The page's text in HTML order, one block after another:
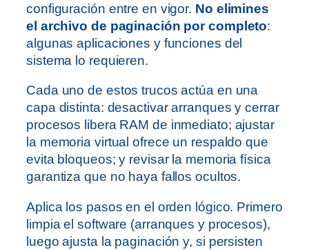
configuración entre en vigor. No elimines
el archivo de paginación por completo:
algunas aplicaciones y funciones del
sistema lo requieren.
Cada uno de estos trucos actúa en una
capa distinta: desactivar arranques y cerrar
procesos libera RAM de inmediato; ajustar
la memoria virtual ofrece un respaldo que
evita bloqueos; y revisar la memoria física
garantiza que no haya fallos ocultos.
Aplica los pasos en el orden lógico. Primero
limpia el software (arranques y procesos),
luego ajusta la paginación y, si persisten